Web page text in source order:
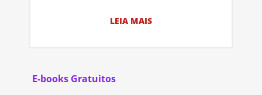
LEIA MAIS
E-books Gratuitos